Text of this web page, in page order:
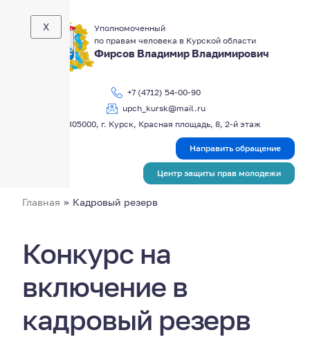
Уполномоченный
по правам человека в Курской области
Фирсов Владимир Владимирович
+7 (4712) 54-00-90
upch_kursk@mail.ru
305000, г. Курск, Красная площадь, 8, 2-й этаж
X
Направить обращение
Центр защиты прав молодежи
Главная » Кадровый резерв
Конкурс на
включение в
кадровый резерв